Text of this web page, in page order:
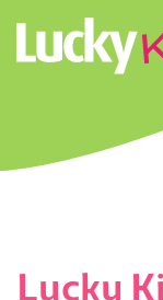
content
U
K
Lucky